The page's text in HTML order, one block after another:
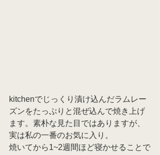
kitchenでじっくり漬け込んだラムレー
ズンをたっぷりと混ぜ込んで焼き上げ
ます。素朴な見た目ではありますが、
実は私の一番のお気に入り。
焼いてから1~2週間ほど寝かせることで